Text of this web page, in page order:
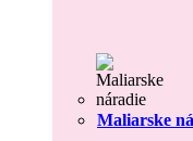
Maliarske